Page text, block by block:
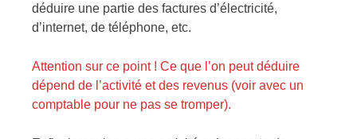
déduire une partie des factures d’électricité,
d’internet, de téléphone, etc.
Attention sur ce point ! Ce que l’on peut déduire
dépend de l’activité et des revenus (voir avec un
comptable pour ne pas se tromper).